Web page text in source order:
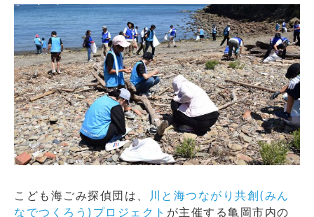
こども海ごみ探偵団は、
川と海つながり共創(みん
なでつくろう)プロジェクト が主催する亀岡市内の